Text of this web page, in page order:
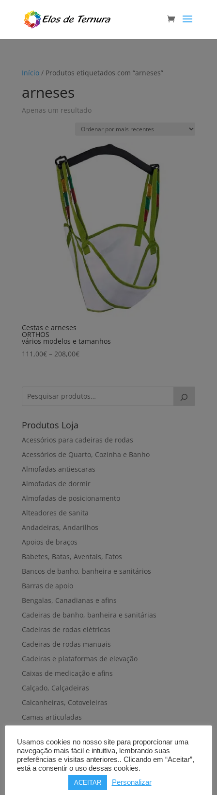
Início/ Produtos etiquetados com “arneses”
arneses
Apenas um resultado
Cestas e arneses
ORTHOS
vários modelos e tamanhos
111,00€ – 208,00€Price
208,00€
Produtos Loja
Acessórios para cadeiras de rodas
Acessórios de Quarto, Cozinha e Banho
Almofadas antiescaras
Almofadas de dormir
Almofadas de posicionamento
Alteadores de sanita
Andadeiras, Andarilhos
Apoios de braços
Babetes, Batas, Aventais, Fatos
Bancos de banho, banheira e sanitários
Barras de apoio
Bengalas, Canadianas e afins
Cadeiras de banho, banheira e sanitárias
Cadeiras de rodas elétricas
Cadeiras de rodas manuais
Cadeiras e plataformas de elevação
Caixas de medicação e afins
Calçado, Calçadeiras
Calcanheiras, Cotoveleiras
Camas articuladas
Cestas, Arneses
Cintas e Faixas
Cintos, Coletes e afins
Cintos de transferência e mobilidade
Usamos cookies no nosso site para proporcionar uma
navegação mais fácil e intuitiva, lembrando suas
preferências e visitas anteriores.. Clicando em “Aceitar”,
está a consentir o uso dessas cookies.
ACEITAR Personalizar